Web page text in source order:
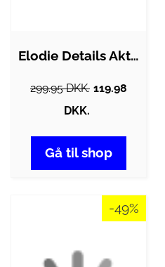
Elodie Details Aktivitetslegetøj - House…
299.95 DKK. 119.98
DKK.
Gå til shop
-49%